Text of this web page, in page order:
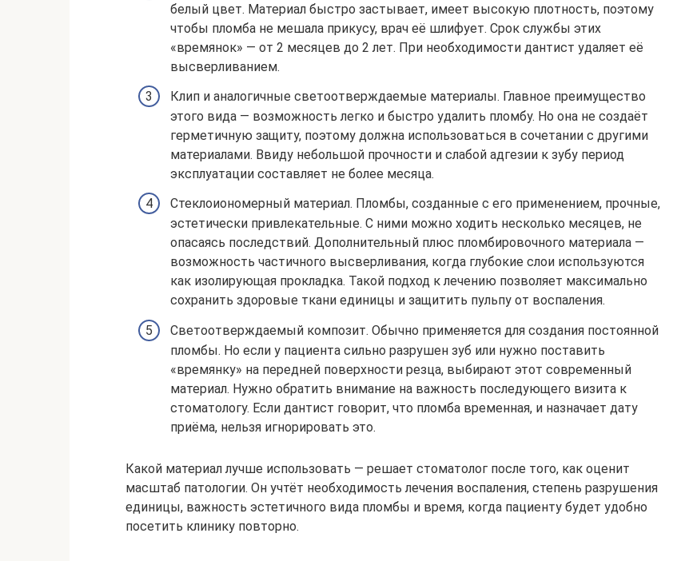
белый цвет. Материал быстро застывает, имеет высокую плотность, поэтому
чтобы пломба не мешала прикусу, врач её шлифует. Срок службы этих
«времянок» — от 2 месяцев до 2 лет. При необходимости дантист удаляет её
высверливанием.
Клип и аналогичные светоотверждаемые материалы. Главное преимущество
этого вида — возможность легко и быстро удалить пломбу. Но она не создаёт
герметичную защиту, поэтому должна использоваться в сочетании с другими
материалами. Ввиду небольшой прочности и слабой адгезии к зубу период
эксплуатации составляет не более месяца.
Стеклоиономерный материал. Пломбы, созданные с его применением, прочные,
эстетически привлекательные. С ними можно ходить несколько месяцев, не
опасаясь последствий. Дополнительный плюс пломбировочного материала —
возможность частичного высверливания, когда глубокие слои используются
как изолирующая прокладка. Такой подход к лечению позволяет максимально
сохранить здоровые ткани единицы и защитить пульпу от воспаления.
Светоотверждаемый композит. Обычно применяется для создания постоянной
пломбы. Но если у пациента сильно разрушен зуб или нужно поставить
«времянку» на передней поверхности резца, выбирают этот современный
материал. Нужно обратить внимание на важность последующего визита к
стоматологу. Если дантист говорит, что пломба временная, и назначает дату
приёма, нельзя игнорировать это.
Какой материал лучше использовать — решает стоматолог после того, как оценит
масштаб патологии. Он учтёт необходимость лечения воспаления, степень разрушения
единицы, важность эстетичного вида пломбы и время, когда пациенту будет удобно
посетить клинику повторно.